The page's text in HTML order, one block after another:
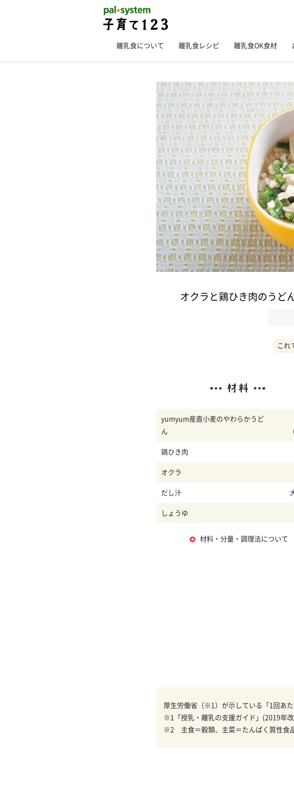
離乳食について 離乳食レシピ 離乳食OK食材
オクラと鶏ひき肉のうど
これ
yumyum産直小麦のやわらかうど
ん
鶏ひき肉
オクラ
だし汁
しょうゆ
材料・分量・調理法について
厚生労働省（※1）が示している「1回あ
※1「授乳・離乳の支援ガイド」(2019年改
※2 主食＝穀類、主菜＝たんぱく質性食